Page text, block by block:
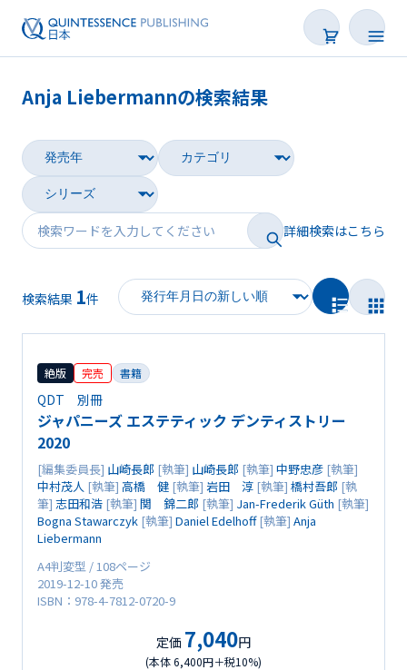
雑誌
映像
電子BOOK
著者一覧
Anja Liebermannの検索結果
詳細検索はこちら
検索結果 1件
絶版 完売 書籍
QDT 別冊
ジャパニーズ エステティック デンティストリー
2020
[編集委員長] 山崎長郎 [執筆] 山崎長郎 [執筆] 中野忠彦 [執筆]
中村茂人 [執筆] 高橋 健 [執筆] 岩田 淳 [執筆] 橋村吾郎 [執
筆] 志田和浩 [執筆] 関 錦二郎 [執筆] Jan-Frederik Güth [執筆]
Bogna Stawarczyk [執筆] Daniel Edelhoff[執筆] Anja
Liebermann
A4判変型 / 108ページ
2019-12-10 発売
ISBN：978-4-7812-0720-9
定価 7,040円
(本体 6,400円＋税10%)